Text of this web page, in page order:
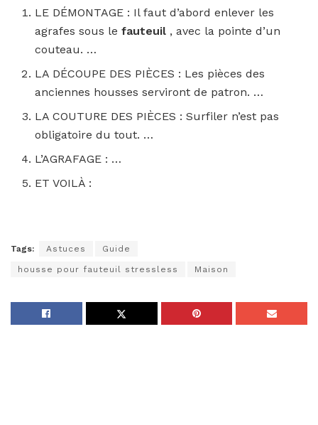
LE DÉMONTAGE : Il faut d’abord enlever les
agrafes sous lefauteuil , avec la pointe d’un
couteau. …
LA DÉCOUPE DES PIÈCES : Les pièces des
anciennes housses serviront de patron. …
LA COUTURE DES PIÈCES : Surfiler n’est pas
obligatoire du tout. …
L’AGRAFAGE : …
ET VOILÀ :
Tags: Astuces Guide
housse pour fauteuil stressless Maison